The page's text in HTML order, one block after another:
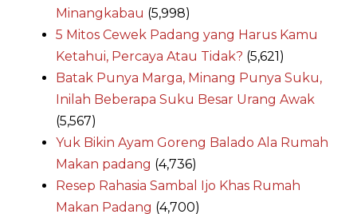
Minangkabau (5,998)
5 Mitos Cewek Padang yang Harus Kamu
Ketahui, Percaya Atau Tidak? (5,621)
Batak Punya Marga, Minang Punya Suku,
Inilah Beberapa Suku Besar Urang Awak
(5,567)
Yuk Bikin Ayam Goreng Balado Ala Rumah
Makan padang (4,736)
Resep Rahasia Sambal Ijo Khas Rumah
Makan Padang (4,700)